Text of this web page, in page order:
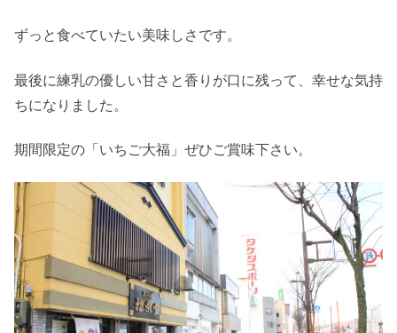
ずっと食べていたい美味しさです。
最後に練乳の優しい甘さと香りが口に残って、幸せな気持
ちになりました。
期間限定の「いちご大福」ぜひご賞味下さい。